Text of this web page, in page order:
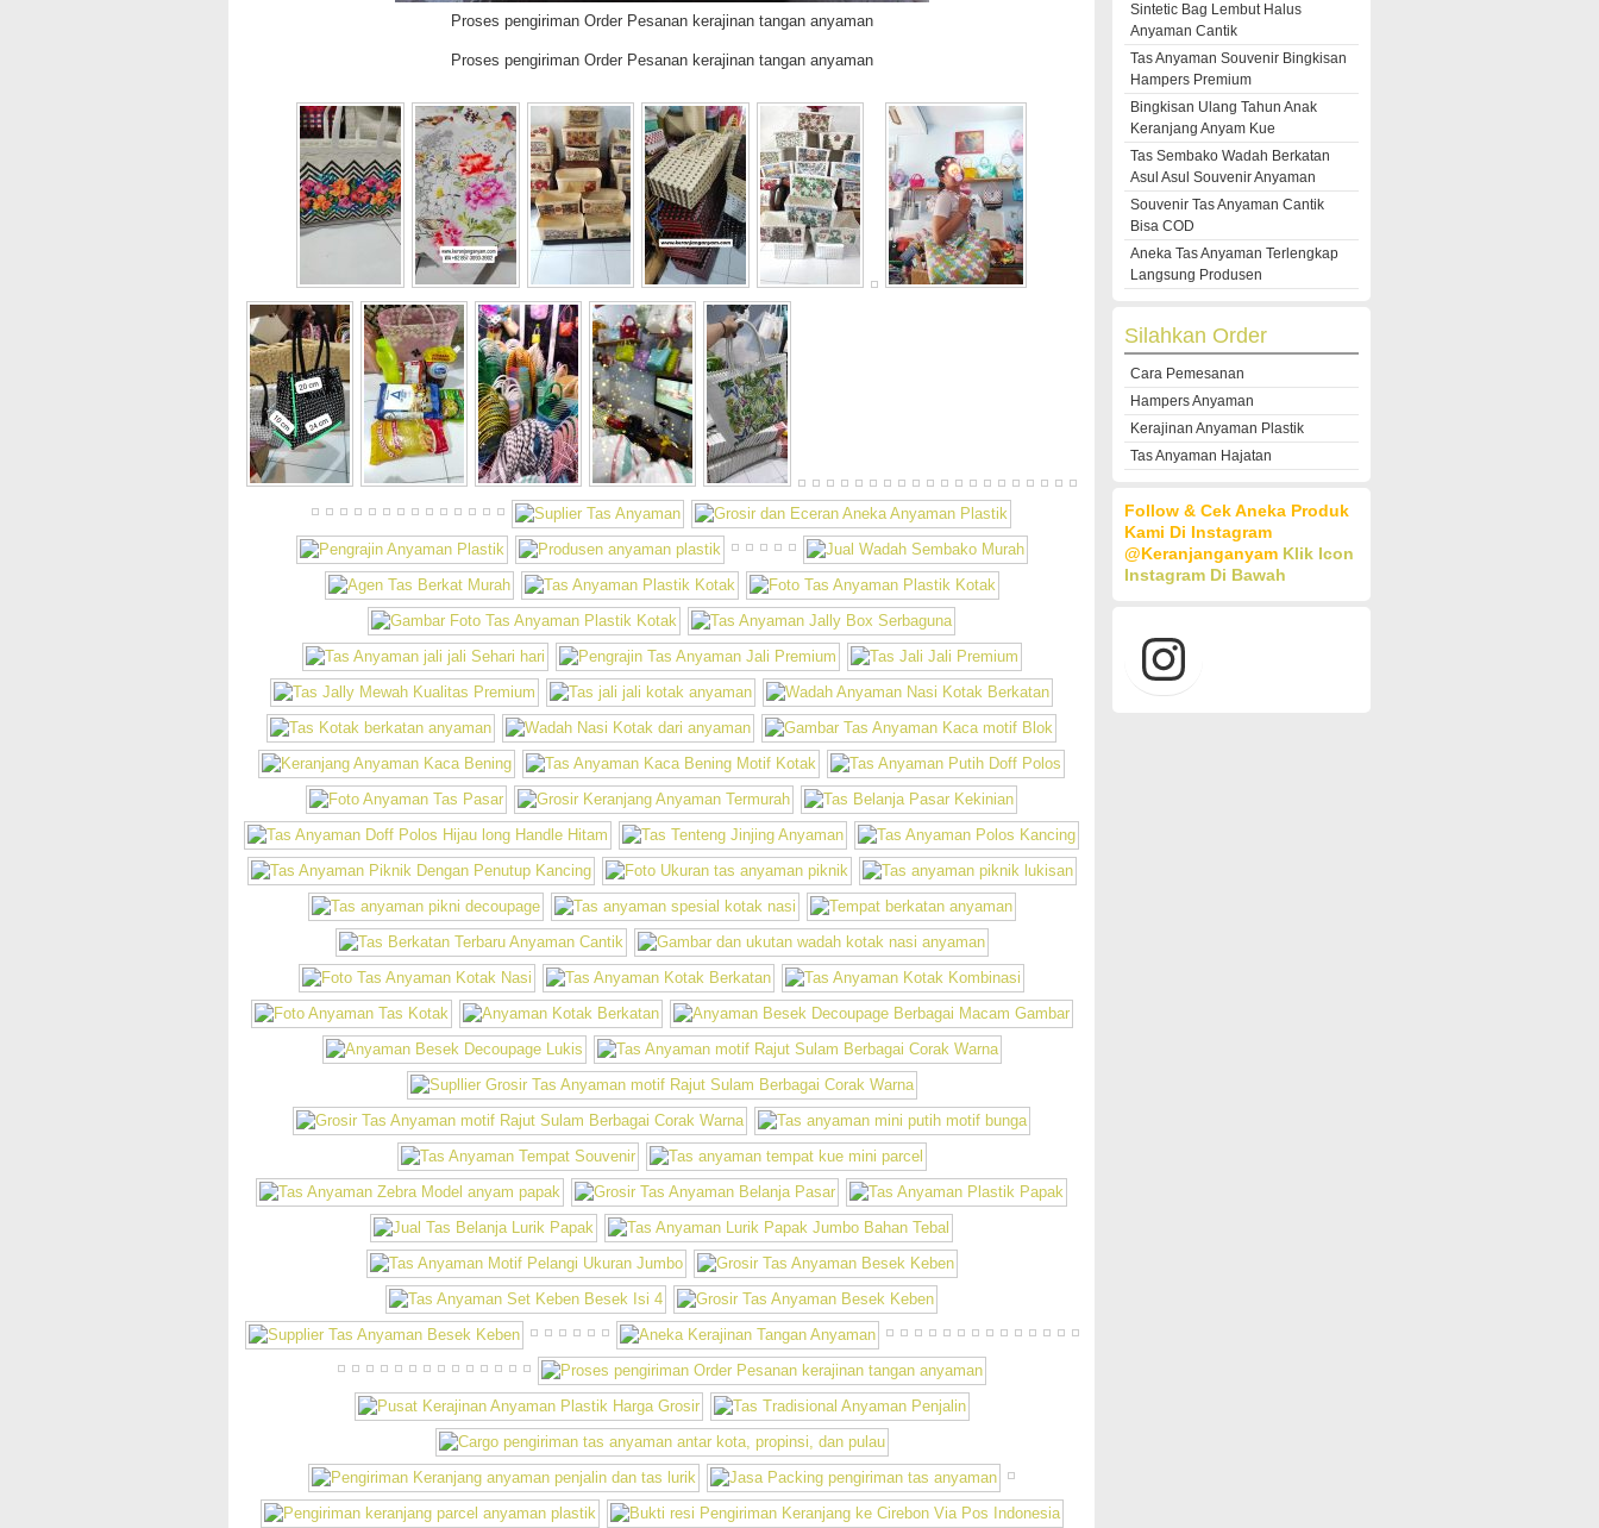
Proses pengiriman Order Pesanan kerajinan tangan anyaman
Proses pengiriman Order Pesanan kerajinan tangan anyaman
Sintetic Bag Lembut Halus
Anyaman Cantik
Tas Anyaman Souvenir Bingkisan
Hampers Premium
Bingkisan Ulang Tahun Anak
Keranjang Anyam Kue
Tas Sembako Wadah Berkatan
Asul Asul Souvenir Anyaman
Souvenir Tas Anyaman Cantik
Bisa COD
Aneka Tas Anyaman Terlengkap
Langsung Produsen
Silahkan Order
Cara Pemesanan
Hampers Anyaman
Kerajinan Anyaman Plastik
Tas Anyaman Hajatan
Follow & Cek Aneka Produk
Kami Di Instagram
@keranjanganyam Klik Icon
Instagram Di Bawah